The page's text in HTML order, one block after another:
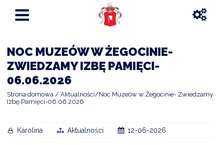
NOC MUZEÓW W ŻEGOCINIE-
ZWIEDZAMY IZBĘ PAMIĘCI-
06.06.2026
Strona domowa Aktualności
Noc Muzeów w Żegocinie- Zwiedzamy
Izbę Pamięci-06.06.2026
Karolina Aktualności 12-06-2026